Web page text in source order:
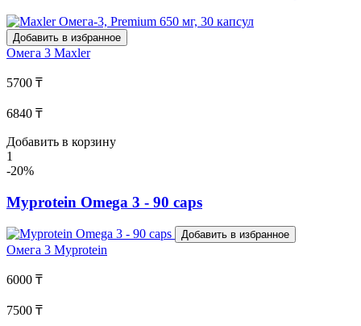
Добавить в избранное
Омега 3 Maxler
5700 ₸
6840 ₸
Добавить в корзину
1
-20%
Myprotein Omega 3 - 90 caps
Добавить в избранное
Омега 3 Myprotein
6000 ₸
7500 ₸